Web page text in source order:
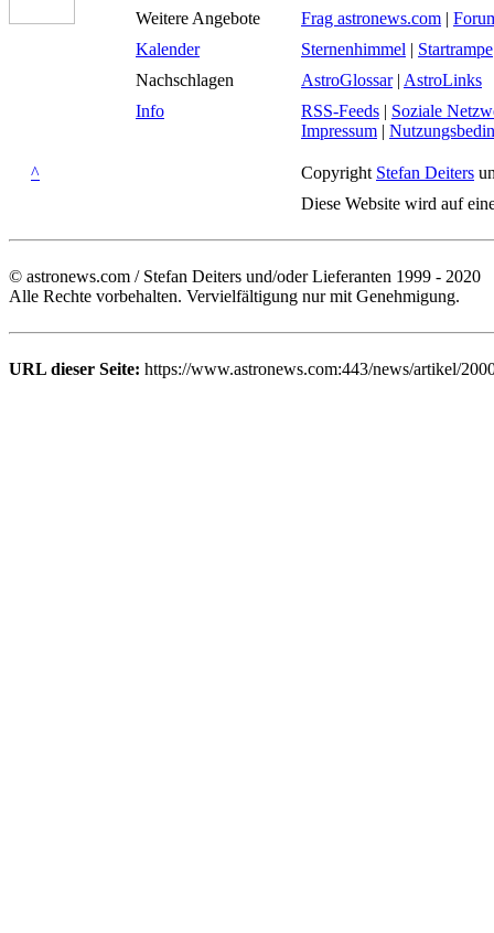
Weitere Angebote Frag astronews.com |
Kalender
Sternenhimmel | Startrampe
Nachschlagen
AstroGlossar| AstroLinks
Info
RSS-Feeds | Soziale
Impressum |
^ Copyright Stefan Deiters
Diese Website wird auf
© astronews.com / Stefan Deiters und/oder Lieferanten 1999 - 2020
Alle Rechte vorbehalten. Vervielfältigung nur mit Genehmigung.
URL dieser Seite: https://www.astronews.com:443/news/artikel/